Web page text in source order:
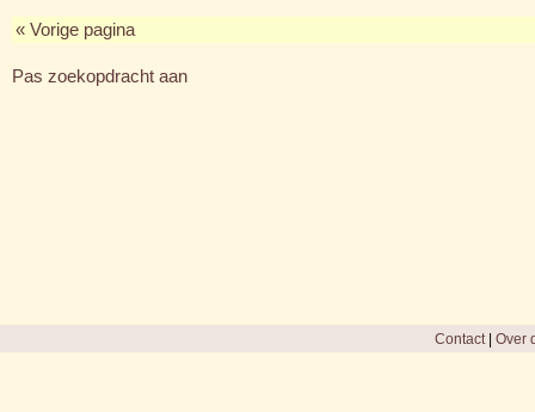
« Vorige pagina
Pas zoekopdracht aan
Contact| Over